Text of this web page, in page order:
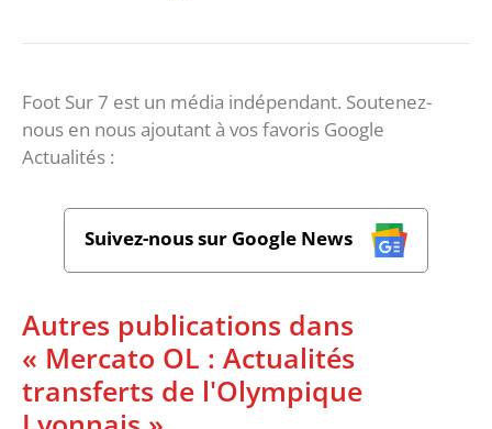
Foot Sur 7 est un média indépendant. Soutenez-
nous en nous ajoutant à vos favoris Google
Actualités :
Suivez-nous sur Google News
Autres publications dans
« Mercato OL : Actualités
transferts de l'Olympique